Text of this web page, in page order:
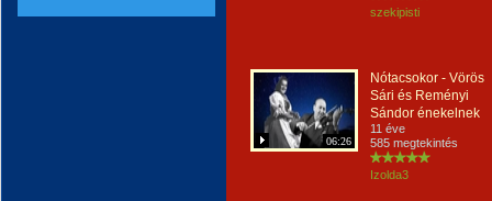
szekipisti
06:26
Nótacsokor - Vörös
Sári és Reményi
Sándor énekelnek
11 éve
585 megtekintés
Izolda3